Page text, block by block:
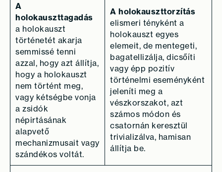
A
holokauszttagadás
a holokauszt
történetét akarja
semmissé tenni
azzal, hogy azt állítja,
hogy a holokauszt
nem történt meg,
vagy kétségbe vonja
a zsidók
népirtásának
alapvető
mechanizmusait vagy
szándékos voltát.
A holokauszttorzítás
elismeri tényként a
holokauszt egyes
elemeit, de mentegeti,
bagatellizálja, dicsőíti
vagy épp pozitív
történelmi eseményként
jeleníti meg a
vészkorszakot, azt
számos módon és
csatornán keresztül
trivializálva, hamisan
állítja be.